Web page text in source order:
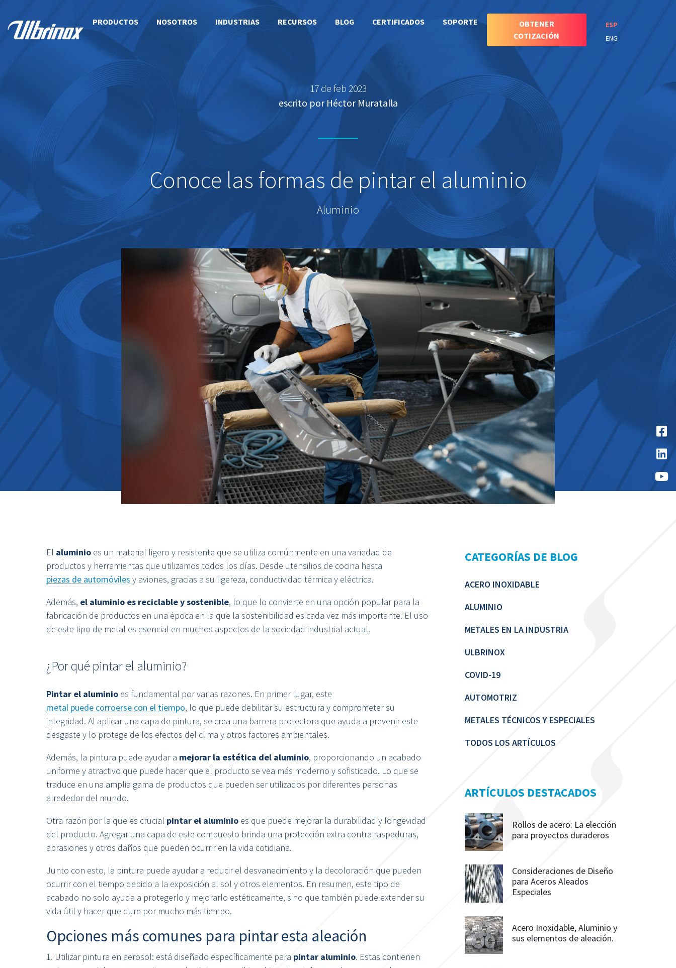
PRODUCTOS NOSOTROS INDUSTRIAS RECURSOS BLOG CERTIFICADOS SOPORTE
OBTENER
COTIZACIÓN
ESP
ENG
17 de feb 2023
escrito por Héctor Muratalla
Conoce las formas de pintar el aluminio
Aluminio
El aluminio es un material ligero y resistente que se utiliza comúnmente en una variedad de
productos y herramientas que utilizamos todos los días. Desde utensilios de cocina hasta
piezas de automóviles y aviones, gracias a su ligereza, conductividad térmica y eléctrica.
Además, el aluminio es reciclable y sostenible, lo que lo convierte en una opción popular para la
fabricación de productos en una época en la que la sostenibilidad es cada vez más importante. El uso
de este tipo de metal es esencial en muchos aspectos de la sociedad industrial actual.
¿Por qué pintar el aluminio?
Pintar el aluminio es fundamental por varias razones. En primer lugar, este
metal puede corroerse con el tiempo, lo que puede debilitar su estructura y comprometer su
integridad. Al aplicar una capa de pintura, se crea una barrera protectora que ayuda a prevenir este
desgaste y lo protege de los efectos del clima y otros factores ambientales.
Además, la pintura puede ayudar a mejorar la estética del aluminio, proporcionando un acabado
uniforme y atractivo que puede hacer que el producto se vea más moderno y sofisticado. Lo que se
traduce en una amplia gama de productos que pueden ser utilizados por diferentes personas
alrededor del mundo.
Otra razón por la que es crucial pintar el aluminio es que puede mejorar la durabilidad y longevidad
del producto. Agregar una capa de este compuesto brinda una protección extra contra raspaduras,
abrasiones y otros daños que pueden ocurrir en la vida cotidiana.
Junto con esto, la pintura puede ayudar a reducir el desvanecimiento y la decoloración que pueden
ocurrir con el tiempo debido a la exposición al sol y otros elementos. En resumen, este tipo de
acabado no solo ayuda a protegerlo y mejorarlo estéticamente, sino que también puede extender su
vida útil y hacer que dure por mucho más tiempo.
Opciones más comunes para pintar esta aleación
1. Utilizar pintura en aerosol: está diseñado específicamente para pintar aluminio. Estas contienen
CATEGORÍAS DE BLOG
ACERO INOXIDABLE
ALUMINIO
METALES EN LA INDUSTRIA
ULBRINOX
COVID-19
AUTOMOTRIZ
METALES TÉCNICOS Y ESPECIALES
TODOS LOS ARTÍCULOS
ARTÍCULOS DESTACADOS
Rollos de acero: La elección
para proyectos duraderos
Consideraciones de Diseño
para Aceros Aleados
Especiales
Acero Inoxidable, Aluminio y
sus elementos de aleación.